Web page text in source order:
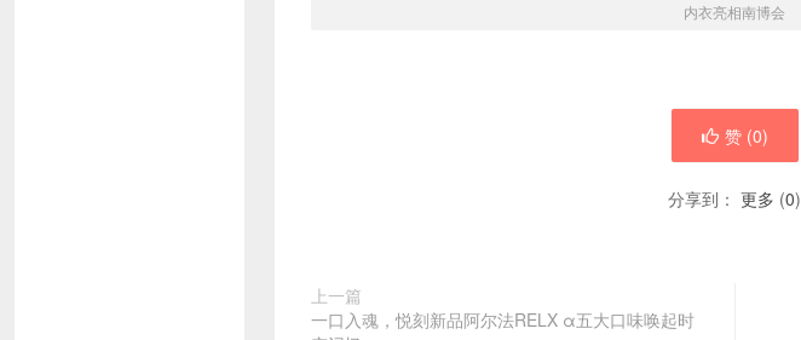
内衣亮相南博会
赞 (0)
分享到： 更多 (0)
上一篇
一口入魂，悦刻新品阿尔法RELX α五大口味唤起时